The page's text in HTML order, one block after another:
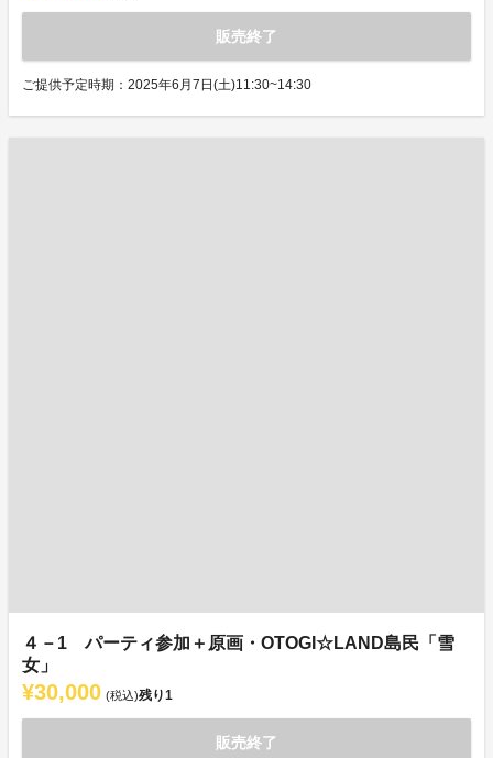
販売終了
ご提供予定時期：2025年6月7日(土)11:30~14:30
４－1 パーティ参加＋原画・OTOGI☆LAND島民「雪
女」
¥30,000 (税込)残り1
販売終了